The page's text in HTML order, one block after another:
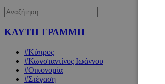
ΚΑΥΤΗ ΓΡΑΜΜΗ
#Κύπρος
#Κωνσταντίνος Ιωάννου
#Οικονομία
#Στέγαση